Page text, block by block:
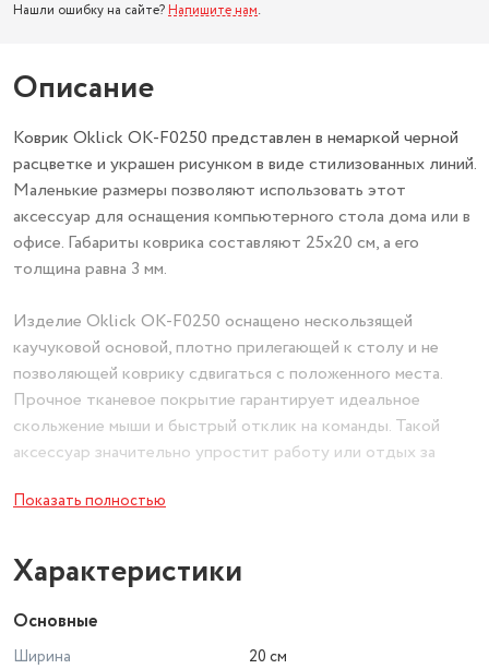
Нашли ошибку на сайте? Напишите нам.
Описание
Коврик Oklick OK-F0250 представлен в немаркой черной
расцветке и украшен рисунком в виде стилизованных линий.
Маленькие размеры позволяют использовать этот
аксессуар для оснащения компьютерного стола дома или в
офисе. Габариты коврика составляют 25x20 см, а его
толщина равна 3 мм.
Изделие Oklick OK-F0250 оснащено нескользящей
каучуковой основой, плотно прилегающей к столу и не
позволяющей коврику сдвигаться с положенного места.
Прочное тканевое покрытие гарантирует идеальное
скольжение мыши и быстрый отклик на команды. Такой
аксессуар значительно упростит работу или отдых за
Показать полностью
Характеристики
Основные
Ширина
20 см